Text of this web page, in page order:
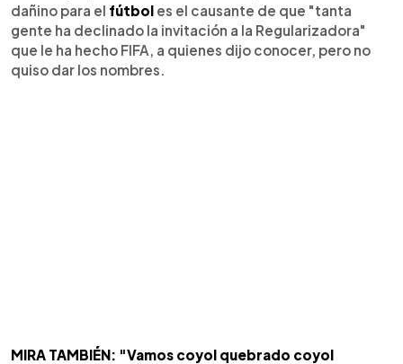
dañino para el fútbol es el causante de que "tanta
gente ha declinado la invitación a la Regularizadora"
que le ha hecho FIFA, a quienes dijo conocer, pero no
quiso dar los nombres.
MIRA TAMBIÉN: "Vamos coyol quebrado coyol